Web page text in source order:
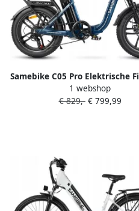
Samebike C05 Pro Elektrische
Opvouwbaar 250W Motor 36V
Accu 70km Bereik 7-Speed
1 webshop
€ 829,-€ 799,99